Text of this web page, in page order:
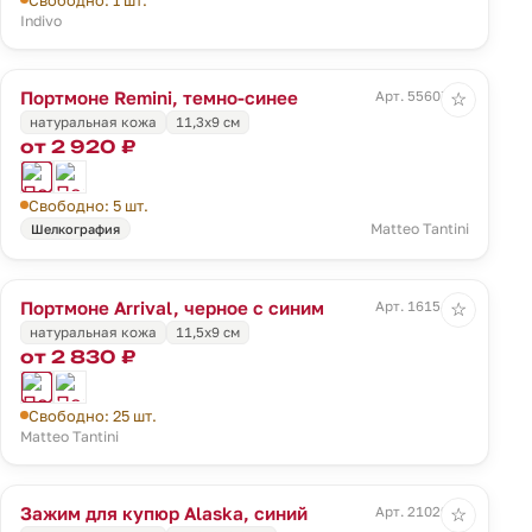
Indivo
Портмоне Remini, темно-синее
Арт. 55607.40
натуральная кожа
11,3х9 см
от 2 920 ₽
Свободно: 5 шт.
Шелкография Matteo Tantini
☆
Портмоне Arrival, черное с синим
Арт. 16154.34
натуральная кожа
11,5х9 см
от 2 830 ₽
Свободно: 25 шт.
Matteo Tantini
☆
Зажим для купюр Alaska, синий
Арт. 21029.40
☆